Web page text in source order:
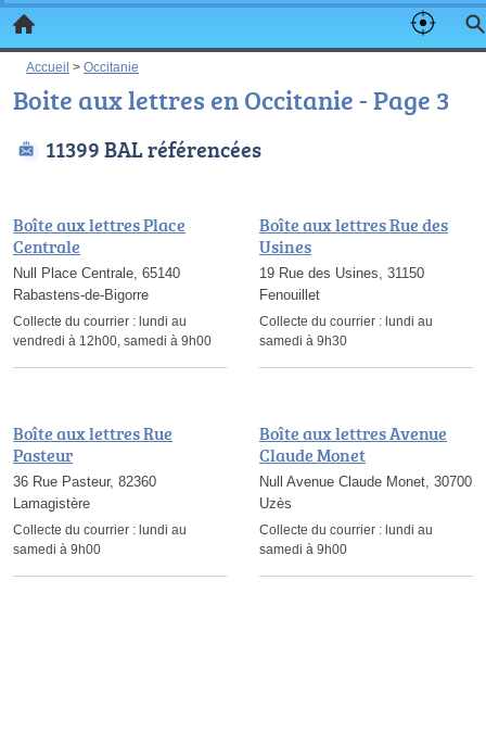
Accueil > Occitanie
Boite aux lettres en Occitanie - Page 3
11399 BAL référencées
Boîte aux lettres Place
Centrale
Null Place Centrale, 65140
Rabastens-de-Bigorre
Collecte du courrier : lundi au
vendredi à 12h00, samedi à 9h00
Boîte aux lettres Rue des
Usines
19 Rue des Usines, 31150
Fenouillet
Collecte du courrier : lundi au
samedi à 9h30
Boîte aux lettres Rue
Pasteur
36 Rue Pasteur, 82360
Lamagistère
Collecte du courrier : lundi au
samedi à 9h00
Boîte aux lettres Avenue
Claude Monet
Null Avenue Claude Monet, 30700
Uzès
Collecte du courrier : lundi au
samedi à 9h00